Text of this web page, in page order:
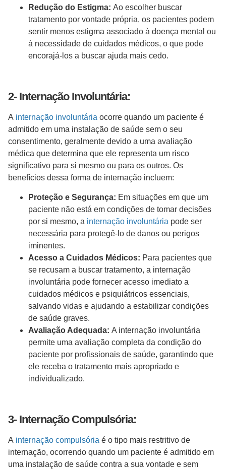
Redução do Estigma: Ao escolher buscar
tratamento por vontade própria, os pacientes podem
sentir menos estigma associado à doença mental ou
à necessidade de cuidados médicos, o que pode
encorajá-los a buscar ajuda mais cedo.
2- Internação Involuntária:
A internação involuntária ocorre quando um paciente é
admitido em uma instalação de saúde sem o seu
consentimento, geralmente devido a uma avaliação
médica que determina que ele representa um risco
significativo para si mesmo ou para os outros. Os
benefícios dessa forma de internação incluem:
Proteção e Segurança: Em situações em que um
paciente não está em condições de tomar decisões
por si mesmo, a internação involuntária pode ser
necessária para protegê-lo de danos ou perigos
iminentes.
Acesso a Cuidados Médicos: Para pacientes que
se recusam a buscar tratamento, a internação
involuntária pode fornecer acesso imediato a
cuidados médicos e psiquiátricos essenciais,
salvando vidas e ajudando a estabilizar condições
de saúde graves.
Avaliação Adequada: A internação involuntária
permite uma avaliação completa da condição do
paciente por profissionais de saúde, garantindo que
ele receba o tratamento mais apropriado e
individualizado.
3- Internação Compulsória:
A internação compulsória é o tipo mais restritivo de
internação, ocorrendo quando um paciente é admitido em
uma instalação de saúde contra a sua vontade e sem